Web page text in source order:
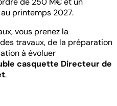
printemps 2027.
vous prenez la
travaux, de la préparation
à évoluer
casquette Directeur de
.